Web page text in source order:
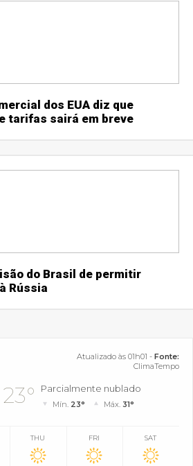
dos EUA diz que
tarifas sairá em breve
do Brasil de permitir
Rússia
Atualizado às 01h01 - Fonte:
ClimaTempo
23° Parcialmente nublado
Mín. 23° Máx. 31°
THU FRI SAT